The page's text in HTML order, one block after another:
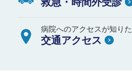
病院へのアクセスが知り
交通アクセス